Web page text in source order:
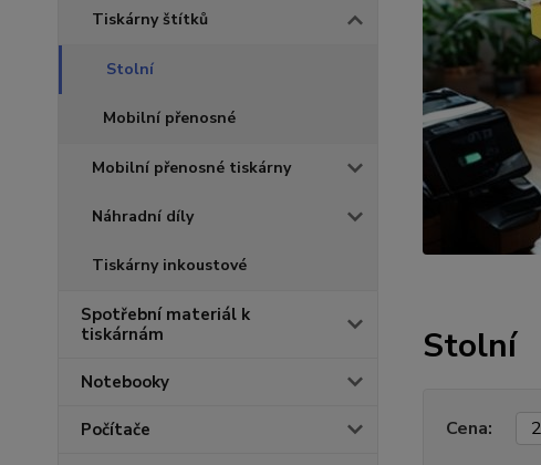
Tiskárny štítků
Stolní
Mobilní přenosné
Mobilní přenosné tiskárny
Náhradní díly
Tiskárny inkoustové
Spotřební materiál k
tiskárnám
Notebooky
Počítače
Stolní
Cena: